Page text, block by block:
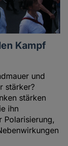
Kampf
und
stärker?
stärken
ihn
Polarisierung,